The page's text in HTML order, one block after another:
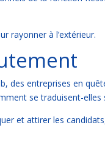
rayonner à l’extérieur.
des entreprises en
se traduisent-elles
et attirer les